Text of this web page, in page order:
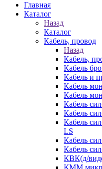
Главная
Каталог
Назад
Каталог
Кабель, провод
Назад
Кабель,
Кабель
Кабель и
Кабель
Кабель
Кабель
Кабель
Кабель
LS
Кабель
Кабель
КВК(д/